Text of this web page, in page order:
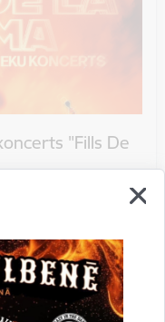
"Fills De